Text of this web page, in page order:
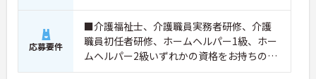
応募要件
■介護福祉士、介護職員実務者研修、介護
職員初任者研修、ホームヘルパー1級、ホー
ムヘルパー2級いずれかの資格をお持ちの方
※無資格・未経験応相談